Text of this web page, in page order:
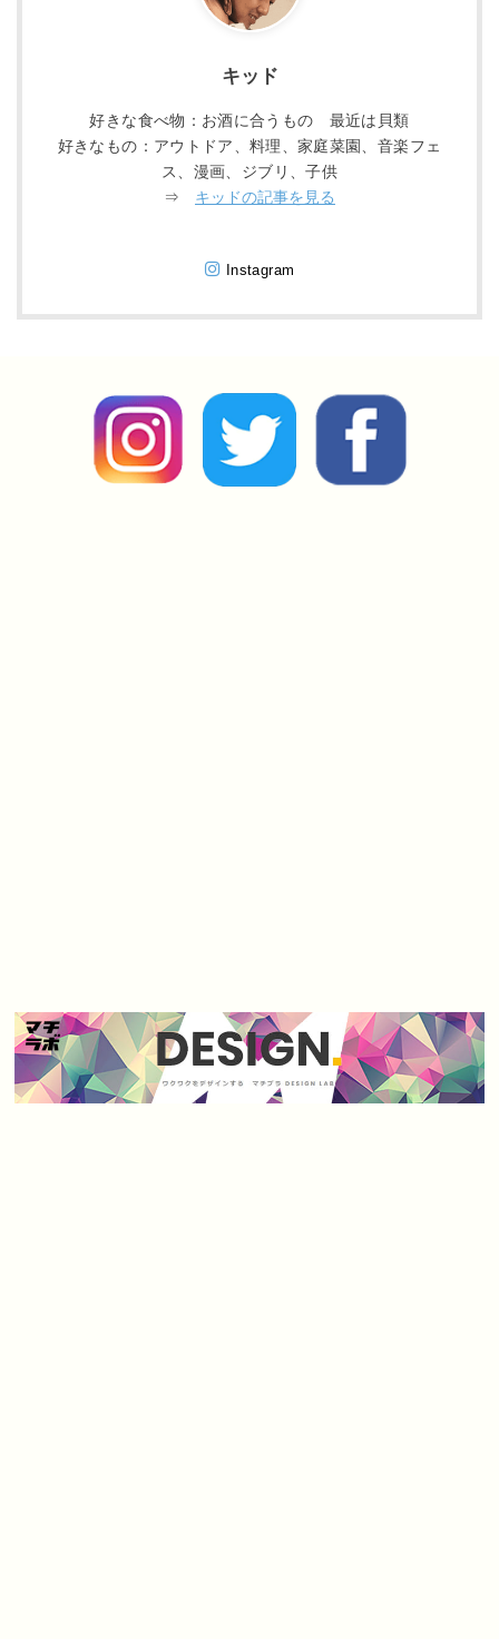
キッド
好きな食べ物：お酒に合うもの 最近は貝類
好きなもの：アウトドア、料理、家庭菜園、音楽フェ
ス、漫画、ジブリ、子供
⇒ キッドの記事を見る
Instagram